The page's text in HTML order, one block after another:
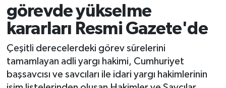
görevde yükselme
kararları Resmi Gazete'de
Çeşitli derecelerdeki görev sürelerini
tamamlayan adli yargı hakimi, Cumhuriyet
başsavcısı ve savcıları ile idari yargı hakimlerinin
Ağrı Müftülüğü
Aksaray Müftülüğü
Amasya Müftülüğü
#Keşfet
Dini kavramlar
Diyanet Bilgi
Diyanet Takvimi
Basında Bugün
DİYANET eKİTAP
Trafik Durumu
Süper Lig Puan Durumu ve Fikstür
Tüm Manşetler